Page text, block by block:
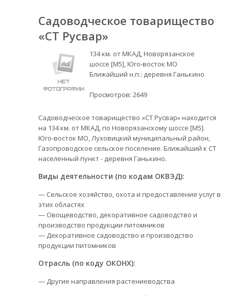
Садоводческое товарищество
«СТ Русвар»
134 км. от МКАД, Новорязанское
шоссе [М5], Юго-восток МО
Ближайший н.п.: деревня Ганькино
Просмотров: 2649
Садоводческое товарищество «СТ Русвар» находится
на 134 км. от МКАД, по Новорязанскому шоссе [М5].
Юго-восток МО, Луховицкий муниципальный район,
Газопроводское сельское поселение. Ближайший к СТ
населенный пункт - деревня Ганькино.
Виды деятельности (по кодам ОКВЭД):
— Сельское хозяйство, охота и предоставление услуг в
этих областях
— Овощеводство, декоративное садоводство и
производство продукции питомников
— Декоративное садоводство и производство
продукции питомников
Отрасль (по коду ОКОНХ):
— Другие направления растениеводства